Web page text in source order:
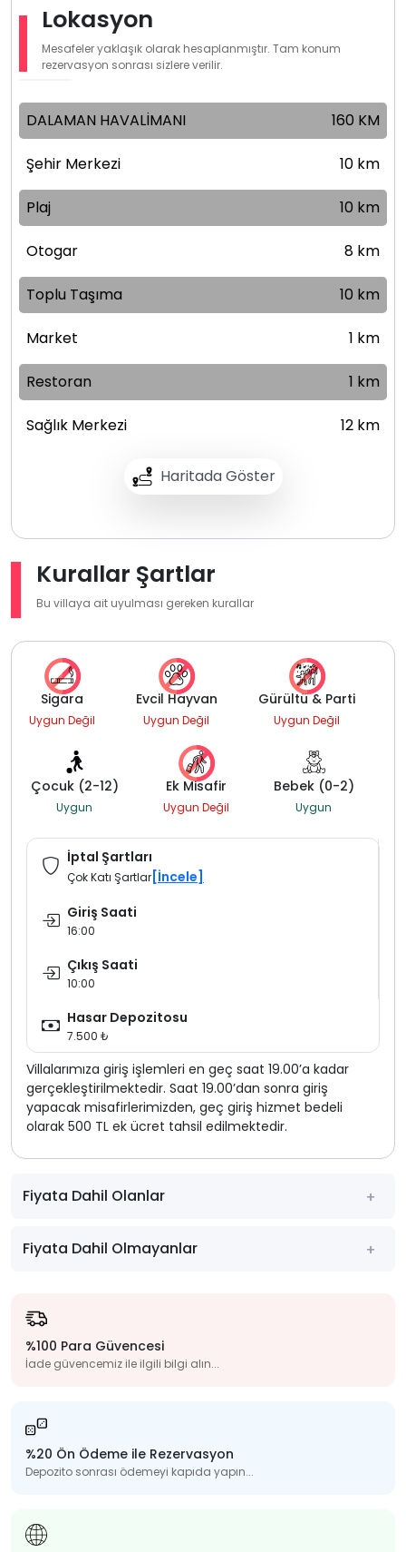
Lokasyon
Mesafeler yaklaşık olarak hesaplanmıştır. Tam konum
rezervasyon sonrası sizlere verilir.
Haritada Göster
DALAMAN HAVALİMANI 160 KM
Şehir Merkezi 10 km
Plaj 10 km
Otogar 8 km
Toplu Taşıma 10 km
Market 1 km
Restoran 1 km
Sağlık Merkezi 12 km
Kurallar Şartlar
Bu villaya ait uyulması gereken kurallar
Sigara
Uygun Değil
Evcil Hayvan
Uygun Değil
Gürültü & Parti
Uygun Değil
Çocuk (2-12)
Uygun
Ek Misafir
Uygun Değil
Bebek (0-2)
Uygun
İptal Şartları
Çok Katı Şartlar [İncele]
Giriş Saati
16:00
Çıkış Saati
10:00
Hasar Depozitosu
7.500 ₺
Villalarımıza giriş işlemleri en geç saat 19.00’a kadar
gerçekleştirilmektedir. Saat 19.00’dan sonra giriş
yapacak misafirlerimizden, geç giriş hizmet bedeli
olarak 500 TL ek ücret tahsil edilmektedir.
Fiyata Dahil Olanlar
Fiyata Dahil Olmayanlar
%100 Para Güvencesi
İade güvencemiz ile ilgili bilgi alın...
%20 Ön Ödeme ile Rezervasyon
Depozito sonrası ödemeyi kapıda yapın...